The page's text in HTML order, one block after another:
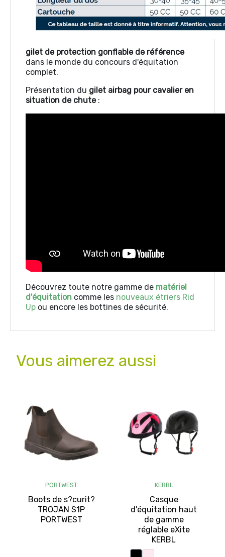
gilet de protection gonflable de référence
dans le monde du concours d'équitation
complet.
Présentation du gilet airbag pour cavalier en
situation de chute:
Découvrez toute notre gamme de matériel
d'équitation comme les nouveaux étriers Rid
Up ou encore les bottines de sécurité.
Vous aimerez aussi
PORTWEST
Boots de s?curit?
TROJAN S1P
PORTWEST
KERBL
Casque
d'équitation haut
de gamme
réglable eXite
KERBL